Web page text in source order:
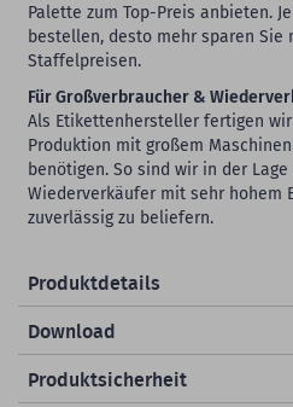
Palette zum Top-Preis anbieten.
bestellen, desto mehr sparen Sie
Staffelpreisen.
Für Großverbraucher &
Als Etikettenhersteller fertigen
Produktion mit großem
benötigen. So sind wir in der
Wiederverkäufer mit sehr hohem
zuverlässig zu beliefern.
Produktdetails
Download
Produktsicherheit